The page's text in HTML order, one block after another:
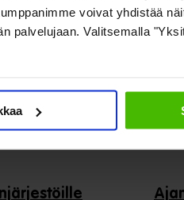
voivat yhdistää
palvelujaan. Valitsemalla